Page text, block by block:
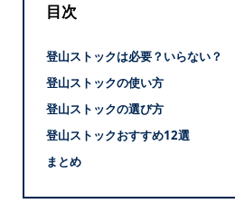
目次
登山ストックは必要？いらない？
登山ストックの使い方
登山ストックの選び方
登山ストックおすすめ12選
まとめ